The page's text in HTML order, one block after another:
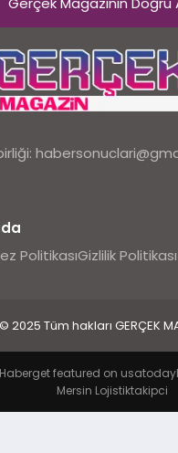
PolitikasıGizlilik Politikası
Tüm hakları GERÇEK
get featured on usatoday
Mersin Lojistiktakipci